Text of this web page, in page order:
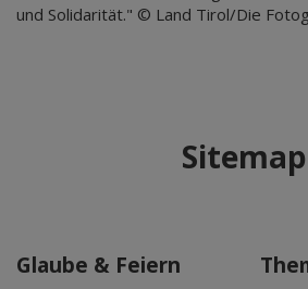
und Solidarität." © Land Tirol/Die
Sitemap
Glaube & Feiern